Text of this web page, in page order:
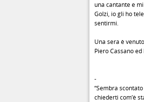
una cantante e
Golzi, io gli ho
sentirmi.
Una sera è
Piero Cassano
-
“Sembra
chiederti com’è